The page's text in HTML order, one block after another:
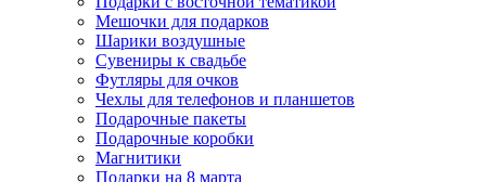
Мешочки для подарков
Шарики воздушные
Сувениры к свадьбе
Футляры для очков
Чехлы для телефонов и планшетов
Подарочные пакеты
Подарочные коробки
Магнитики
Подарки на 8 марта